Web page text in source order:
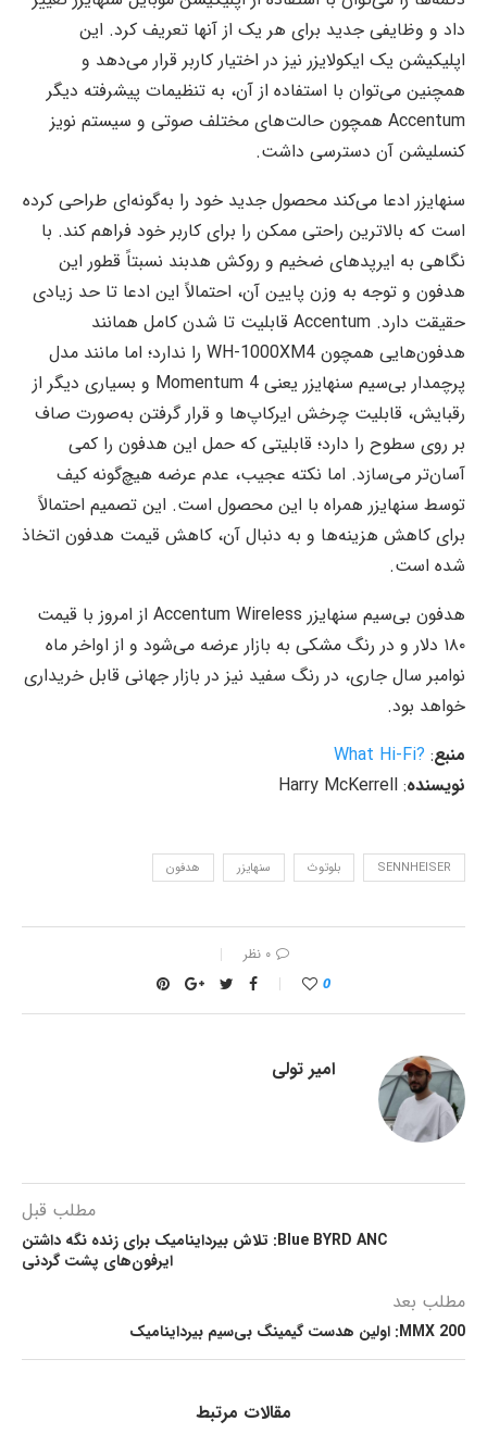
داد و وظایفی جدید برای هر یک از آنها تعریف کرد. این
اپلیکیشن یک ایکولایزر نیز در اختیار کاربر قرار می‌دهد و
همچنین می‌توان با استفاده از آن، به تنظیمات پیشرفته دیگر
Accentum همچون حالت‌های مختلف صوتی و سیستم نویز
کنسلیشن آن دسترسی داشت.
سنهایزر ادعا می‌کند محصول جدید خود را به‌گونه‌ای طراحی کرده
است که بالاترین راحتی ممکن را برای کاربر خود فراهم کند. با
نگاهی به ایرپدهای ضخیم و روکش هدبند نسبتاً قطور این
هدفون و توجه به وزن پایین آن، احتمالاً این ادعا تا حد زیادی
حقیقت دارد. Accentum قابلیت تا شدن کامل همانند
هدفون‌هایی همچون WH-1000XM4 را ندارد؛ اما مانند مدل
پرچمدار بی‌سیم سنهایزر یعنی Momentum 4 و بسیاری دیگر از
رقبایش، قابلیت چرخش ایرکاپ‌ها و قرار گرفتن به‌صورت صاف
بر روی سطوح را دارد؛ قابلیتی که حمل این هدفون را کمی
آسان‌تر می‌سازد. اما نکته عجیب، عدم عرضه هیچ‌گونه کیف
توسط سنهایزر همراه با این محصول است. این تصمیم احتمالاً
برای کاهش هزینه‌ها و به دنبال آن، کاهش قیمت هدفون اتخاذ
شده است.
هدفون بی‌سیم سنهایزر Accentum Wireless از امروز با قیمت
۱۸۰ دلار و در رنگ مشکی به بازار عرضه می‌شود و از اواخر ماه
نوامبر سال جاری، در رنگ سفید نیز در بازار جهانی قابل خریداری
خواهد بود.
منبع:
?What Hi-Fi
نویسنده: Harry McKerrell
SENNHEISER بلوتوث سنهایزر هدفون
۰ نظر
0
امیر تولی
مطلب قبل
Blue BYRD ANC: تلاش بیرداینامیک برای زنده نگه داشتن
ایرفون‌های پشت گردنی
مطلب بعد
MMX 200: اولین هدست گیمینگ بی‌سیم بیرداینامیک
مقالات مرتبط